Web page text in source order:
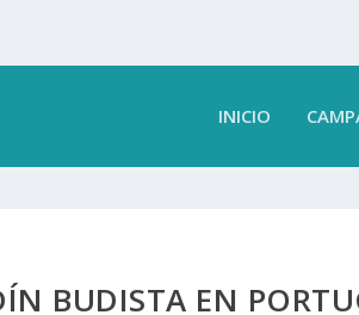
INICIO
BUDISTA EN